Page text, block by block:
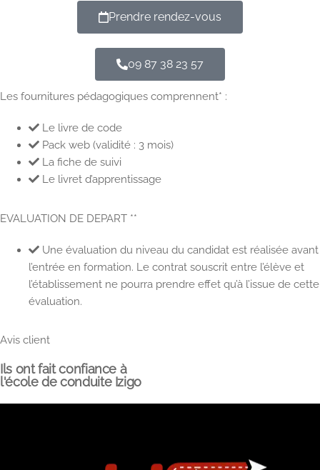
Prendre rendez-vous
09 87 38 23 57
Les fournitures pédagogiques comprennent* :
Le livre de code
Pack web (validité : 3 mois)
La fiche de suivi
Le livret d’apprentissage
EVALUATION DE DEPART **
Une évaluation du niveau du candidat est réalisée avant
l’entrée en formation. Le contrat souscrit entre l’élève et
l’établissement ne pourra prendre effet qu’à l’issue de cette
évaluation.
Avis client
Ils ont fait confiance à
l'école de conduite Izigo